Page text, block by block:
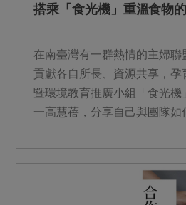
搭乘「食光機」重溫食物
在南臺灣有一群熱情的主婦聯
貢獻各自所長、資源共享，孕
暨環境教育推廣小組「食光機
一高慧蓓，分享自己與團隊如